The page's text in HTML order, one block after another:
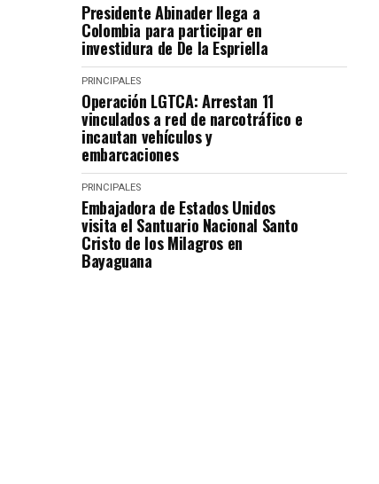
Presidente Abinader llega a
Colombia para participar en
investidura de De la Espriella
PRINCIPALES
Operación LGTCA: Arrestan 11
vinculados a red de narcotráfico e
incautan vehículos y
embarcaciones
PRINCIPALES
Embajadora de Estados Unidos
visita el Santuario Nacional Santo
Cristo de los Milagros en
Bayaguana